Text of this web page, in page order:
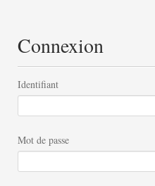
Connexion
Identifiant
Mot de passe